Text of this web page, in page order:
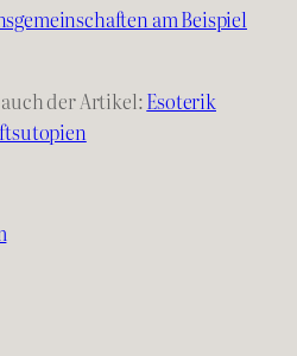
am Beispiel
der Artikel:Esoterik